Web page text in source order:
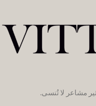
مشاعر لا تُنسى.